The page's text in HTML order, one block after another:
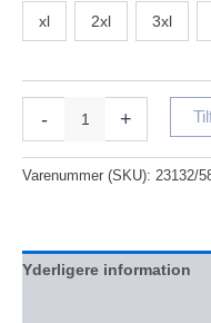
xl 2xl 3xl
- +
Varenummer (SKU): 23132/
Yderligere information